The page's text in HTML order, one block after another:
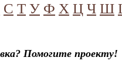
С Т У Ф Х Ц Ч Ш
Помогите проекту!